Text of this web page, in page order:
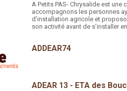
A Petits PAS- Chrysalide est une
accompagnons les personnes
d’installation agricole et
son activité avant de s’installer
ADDEAR74
ADEAR 13 - ETA des